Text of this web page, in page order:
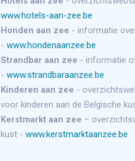
www.hotels-aan-zee.be
Honden aan zee - informatie
- www.hondenaanzee.be
Strandbar aan zee - informatie
- www.strandbaraanzee.be
Kinderen aan zee -
voor kinderen aan de Belgische
Kerstmarkt aan zee –
kust - www.kerstmarktaanzee.be